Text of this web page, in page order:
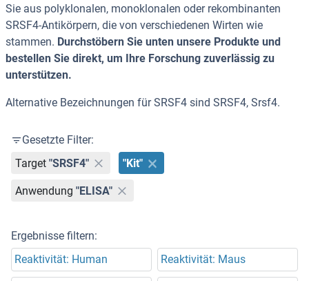
Sie aus polyklonalen, monoklonalen oder rekombinanten
SRSF4-Antikörpern, die von verschiedenen Wirten wie
stammen. Durchstöbern Sie unten unsere Produkte und
bestellen Sie direkt, um Ihre Forschung zuverlässig zu
unterstützen.
Alternative Bezeichnungen für SRSF4 sind SRSF4, Srsf4.
Gesetzte Filter:
Target "SRSF4" "Kit"
Anwendung "ELISA"
Ergebnisse filtern:
Reaktivität: Human
Reaktivität: Maus